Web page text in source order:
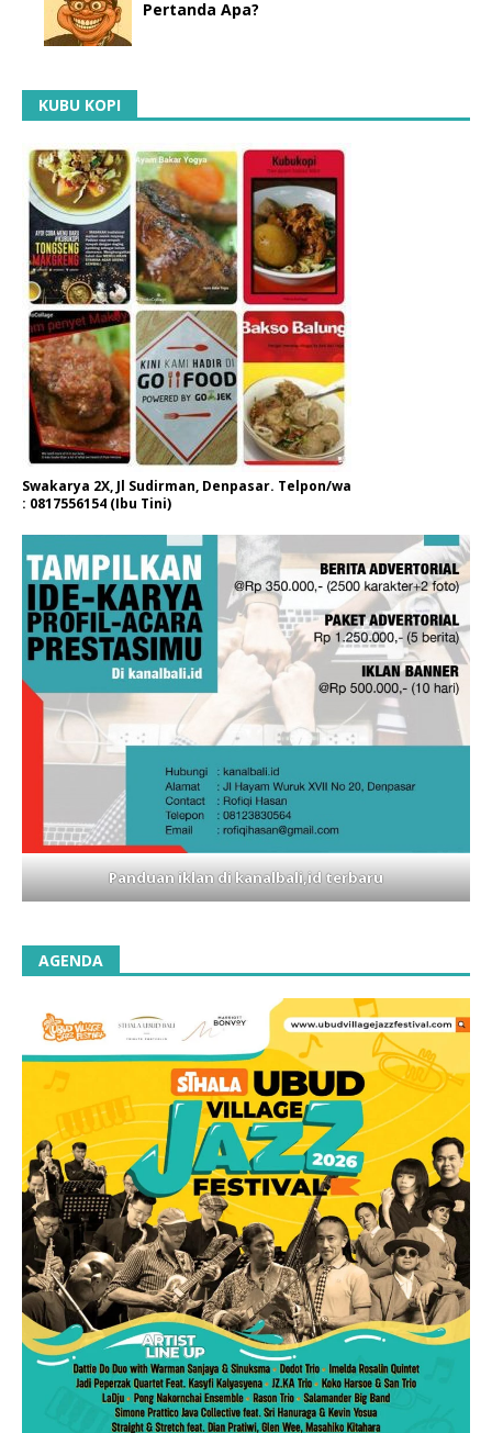
Pertanda Apa?
KUBU KOPI
Swakarya 2X, Jl Sudirman, Denpasar. Telpon/wa
: 0817556154 (Ibu Tini)
Panduan iklan di kanalbali,id terbaru
AGENDA